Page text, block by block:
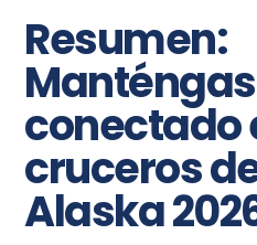
Resumen:
conectado
cruceros
Alaska